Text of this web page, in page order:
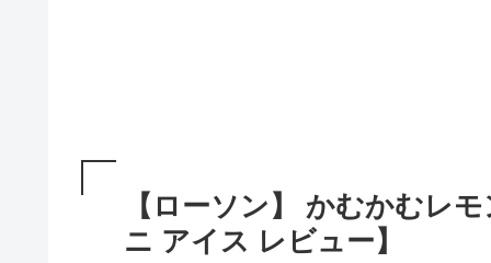
【ローソン】 かむかむレ
ニ アイス レビュー】